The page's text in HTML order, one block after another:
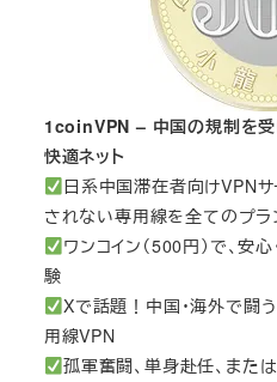
1coinVPN – 中国の規制を受
快適ネット
日系中国滞在者向けVPN
されない専用線を全てのプラ
ワンコイン（500円）で、安
験
Xで話題！中国・海外で闘
用線VPN
孤軍奮闘、単身赴任、また